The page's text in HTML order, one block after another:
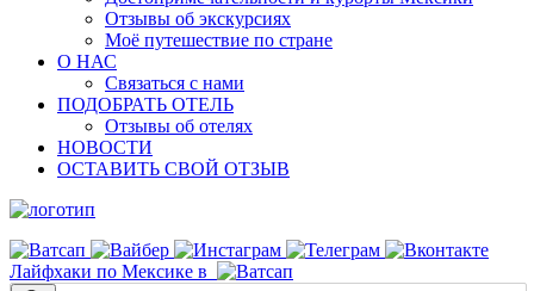
Отзывы об экскурсиях
Моё путешествие по стране
О НАС
Связаться с нами
ПОДОБРАТЬ ОТЕЛЬ
Отзывы об отелях
НОВОСТИ
ОСТАВИТЬ СВОЙ ОТЗЫВ
Лайфхаки по Мексике в